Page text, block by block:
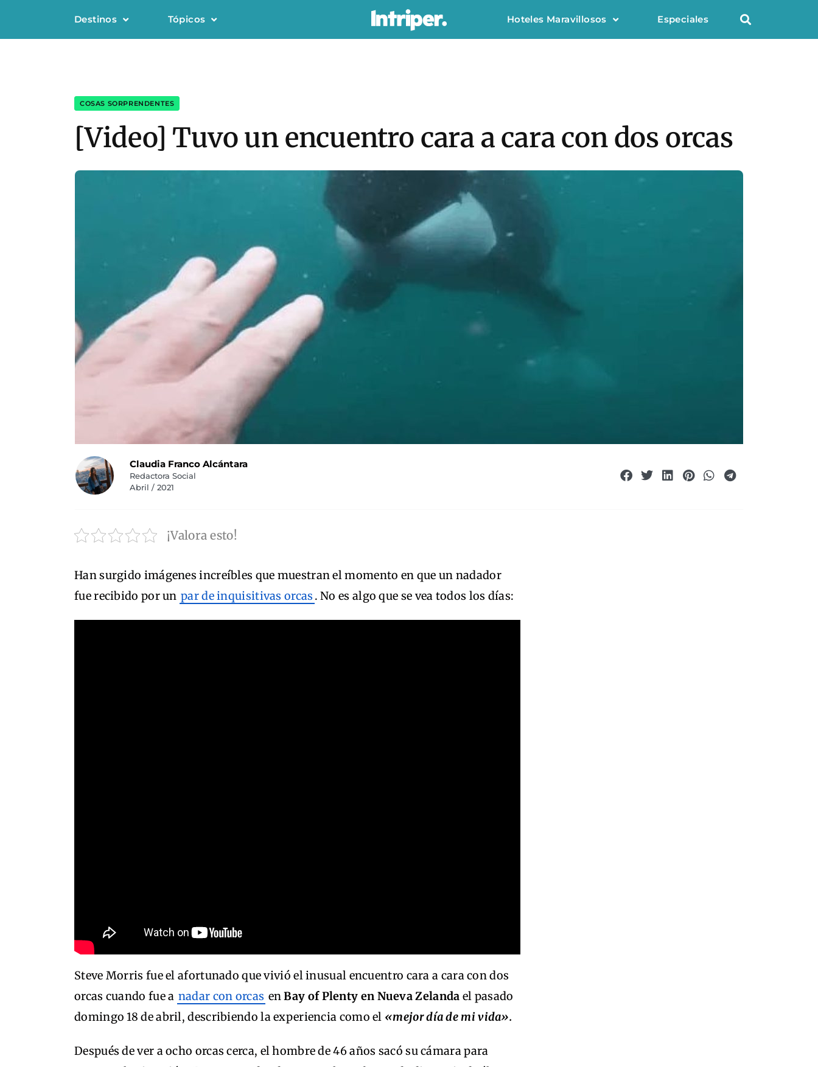
Destinos Tópicos Hoteles Maravillosos Especiales
COSAS SORPRENDENTES
[Video] Tuvo un encuentro cara a cara con dos orcas
Claudia Franco Alcántara
Redactora Social
Abril / 2021
¡Valora esto!
Han surgido imágenes increíbles que muestran el momento en que un nadador
fue recibido por un par de inquisitivas orcas . No es algo que se vea todos los días:
Steve Morris fue el afortunado que vivió el inusual encuentro cara a cara con dos
orcas cuando fue a nadar con orcas enBay of Plenty en Nueva Zelanda el pasado
domingo 18 de abril, describiendo la experiencia como el «mejor día de mi vida».
Después de ver a ocho orcas cerca, el hombre de 46 años sacó su cámara para